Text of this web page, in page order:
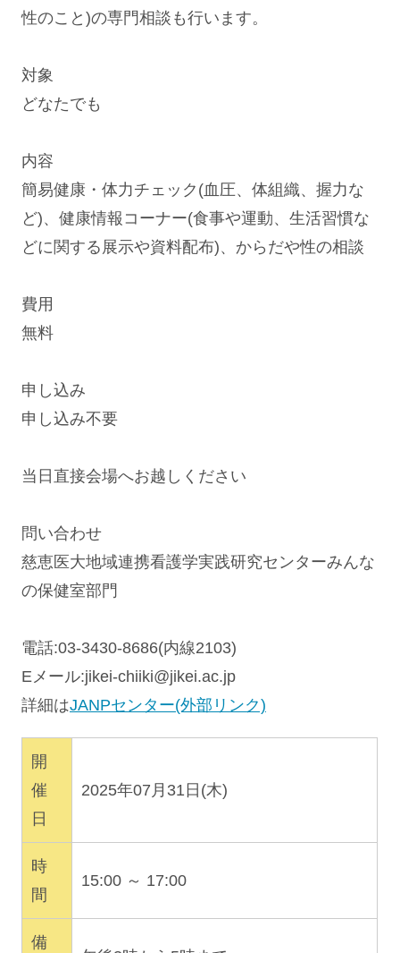
性のこと)の専門相談も行います。
対象
どなたでも
内容
簡易健康・体力チェック(血圧、体組織、握力な
ど)、健康情報コーナー(食事や運動、生活習慣な
どに関する展示や資料配布)、からだや性の相談
費用
無料
申し込み
申し込み不要
当日直接会場へお越しください
問い合わせ
慈恵医大地域連携看護学実践研究センターみんな
の保健室部門
電話:03-3430-8686(内線2103)
Eメール:jikei-chiiki@jikei.ac.jp
詳細はJANPセンター(外部リンク)
開
催
日
2025年07月31日(木)
時
間
15:00 ～ 17:00
備